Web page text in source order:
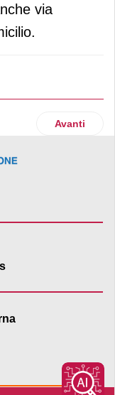
via
nuovo stick a base
Articolo
Avanti